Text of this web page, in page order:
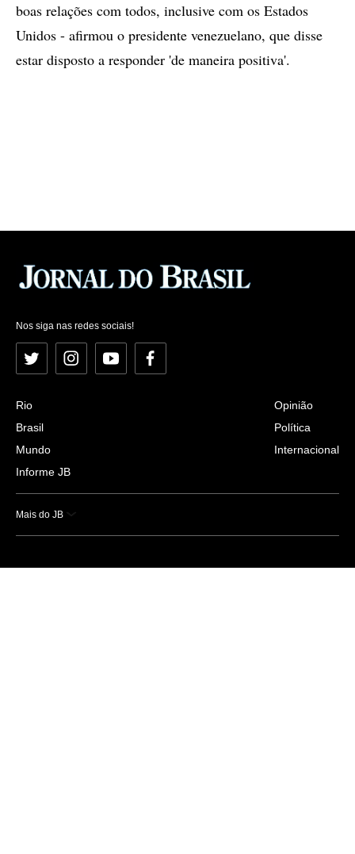
boas relações com todos, inclusive com os Estados
Unidos - afirmou o presidente venezuelano, que disse
estar disposto a responder 'de maneira positiva'.
Nos siga nas redes sociais!
Twitter InstagramYouTubeFacebook
Rio
Brasil
Mundo
Informe JB
Opinião
Política
Internacional
Mais do JB
Esportes